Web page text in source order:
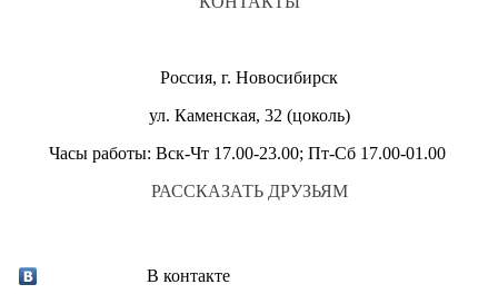
Россия, г. Новосибирск
ул. Каменская, 32 (цоколь)
Часы работы: Вск-Чт 17.00-23.00; Пт-Сб 17.00-01.00
РАССКАЗАТЬ ДРУЗЬЯМ
В контакте